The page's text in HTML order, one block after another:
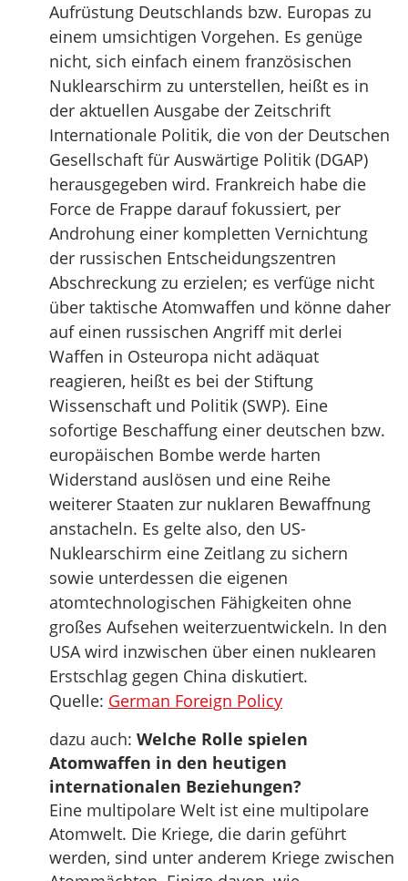
Aufrüstung Deutschlands bzw. Europas zu
einem umsichtigen Vorgehen. Es genüge
nicht, sich einfach einem französischen
Nuklearschirm zu unterstellen, heißt es in
der aktuellen Ausgabe der Zeitschrift
Internationale Politik, die von der Deutschen
Gesellschaft für Auswärtige Politik (DGAP)
herausgegeben wird. Frankreich habe die
Force de Frappe darauf fokussiert, per
Androhung einer kompletten Vernichtung
der russischen Entscheidungszentren
Abschreckung zu erzielen; es verfüge nicht
über taktische Atomwaffen und könne daher
auf einen russischen Angriff mit derlei
Waffen in Osteuropa nicht adäquat
reagieren, heißt es bei der Stiftung
Wissenschaft und Politik (SWP). Eine
sofortige Beschaffung einer deutschen bzw.
europäischen Bombe werde harten
Widerstand auslösen und eine Reihe
weiterer Staaten zur nuklaren Bewaffnung
anstacheln. Es gelte also, den US-
Nuklearschirm eine Zeitlang zu sichern
sowie unterdessen die eigenen
atomtechnologischen Fähigkeiten ohne
großes Aufsehen weiterzuentwickeln. In den
USA wird inzwischen über einen nuklearen
Erstschlag gegen China diskutiert.
Quelle: German Foreign Policy
dazu auch: Welche Rolle spielen
Atomwaffen in den heutigen
internationalen Beziehungen?
Eine multipolare Welt ist eine multipolare
Atomwelt. Die Kriege, die darin geführt
werden, sind unter anderem Kriege zwischen